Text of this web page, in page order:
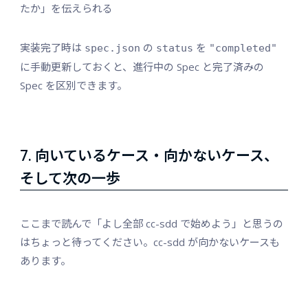
たか」を伝えられる
実装完了時は spec.json の status を "completed"
に手動更新しておくと、進行中の Spec と完了済みの
Spec を区別できます。
7. 向いているケース・向かないケース、
そして次の一歩
ここまで読んで「よし全部 cc-sdd で始めよう」と思うの
はちょっと待ってください。cc-sdd が向かないケースも
あります。